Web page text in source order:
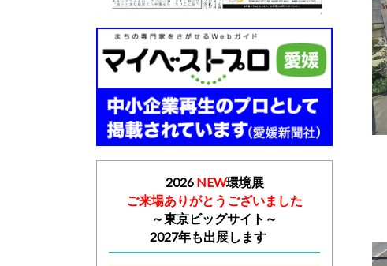
2026 NEW環境展
ご来場ありがとうございました
～東京ビッグサイト～
2027年も出展します